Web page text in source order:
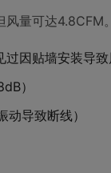
量可达4.8CFM
因贴墙安装导
）
导致断线）